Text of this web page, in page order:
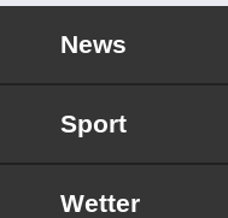
News
Sport
Wetter